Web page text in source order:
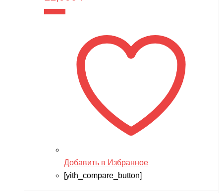
Добавить в Избранное
[yith_compare_button]